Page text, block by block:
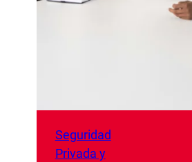
Seguridad
Privada y